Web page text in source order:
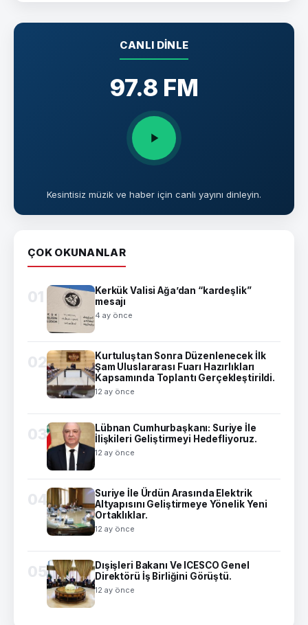
CANLI DINLE
97.8 FM
Kesintisiz müzik ve haber için canlı yayını dinleyin.
ÇOK OKUNANLAR
01
Kerkük Valisi Ağa’dan “kardeşlik”
mesajı
4 ay önce
02
Kurtuluştan Sonra Düzenlenecek İlk
Şam Uluslararası Fuarı Hazırlıkları
Kapsamında Toplantı Gerçekleştirildi.
12 ay önce
03
Lübnan Cumhurbaşkanı: Suriye İle
İlişkileri Geliştirmeyi Hedefliyoruz.
12 ay önce
04
Suriye İle Ürdün Arasında Elektrik
Altyapısını Geliştirmeye Yönelik Yeni
Ortaklıklar.
12 ay önce
05
Dışişleri Bakanı Ve ICESCO Genel
Direktörü İş Birliğini Görüştü.
12 ay önce